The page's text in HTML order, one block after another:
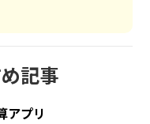
記事
アプリ